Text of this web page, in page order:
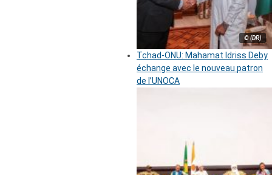
© (DR)
Tchad-ONU: Mahamat Idriss Deby
échange avec le nouveau patron
de l’UNOCA